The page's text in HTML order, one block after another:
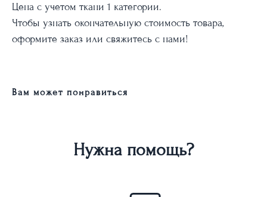
Цена с учетом ткани 1 категории.
Чтобы узнать окончательную стоимость товара,
оформите заказ или свяжитесь с нами!
Вам может понравиться
Нужна помощь?